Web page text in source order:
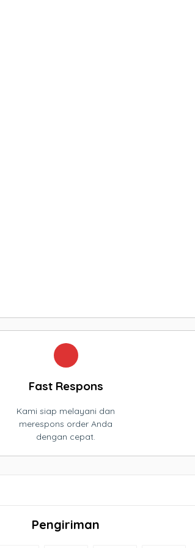
Fast Respons
Kami siap melayani dan
merespons order Anda
dengan cepat.
Pengiriman